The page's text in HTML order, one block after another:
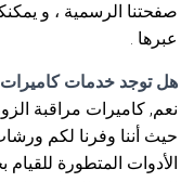
صفحتنا الرسمية ، و
عبرها .
هل توجد خدمات كاميرات
نعم, كاميرات مراقبة
حيث أننا وفرنا لكم
الأدوات المتطورة